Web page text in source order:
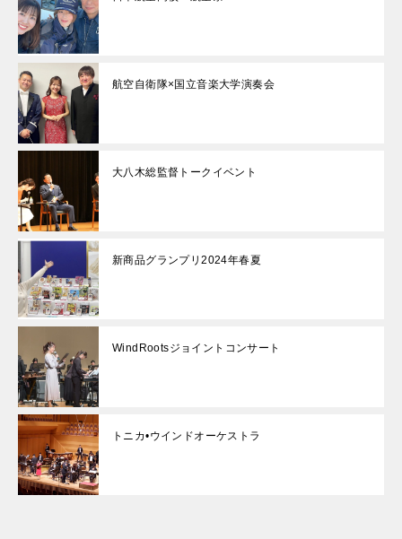
航空自衛隊×国立音楽大学演奏会
大八木総監督トークイベント
新商品グランプリ2024年春夏
WindRootsジョイントコンサート
トニカ•ウインドオーケストラ